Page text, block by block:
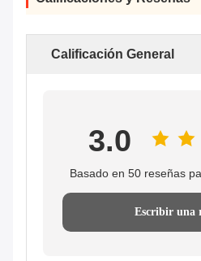
Calificación General
3.0
Basado en 50 reseñas
Escribir una